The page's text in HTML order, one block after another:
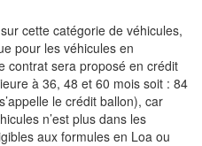
cette catégorie de véhicules,
pour les véhicules en
contrat sera proposé en crédit
à 36, 48 et 60 mois soit : 84
le crédit ballon), car
n’est plus dans les
aux formules en Loa ou